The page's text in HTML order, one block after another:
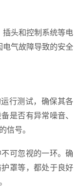
头和控制系统等电
气故障导致的安全
行测试，确保其各
是否有异常噪音、
信号。
可忽视的一环。确
罩等，都处于良好